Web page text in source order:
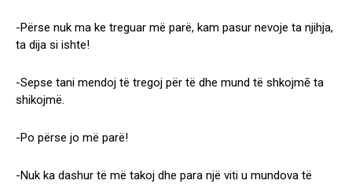
-Përse nuk ma ke treguar më parë, kam pasur nevoje ta njihja,
ta dija si ishte!
-Sepse tani mendoj të tregoj për të dhe mund të shkojmē ta
shikojmë.
-Po përse jo më parë!
-Nuk ka dashur të më takoj dhe para një viti u mundova të